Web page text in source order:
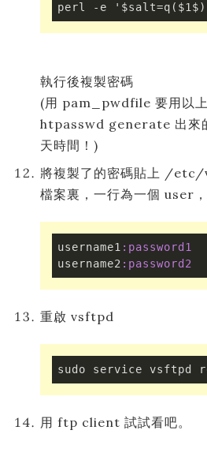
perl -e
執行後複製密碼
(用 pam_pwdfile 要用以
htpasswd generate 出來
天時間！)
將複製了的密碼貼上 /
檔案裏，一行為一個 user
username1 :password1
username2 :password2
重啟 vsftpd
sudo service vsftpd
用 ftp client 試試看吧。